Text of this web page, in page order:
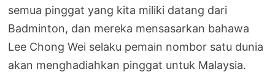
semua pinggat yang kita miliki datang dari
Badminton, dan mereka mensasarkan bahawa
Lee Chong Wei selaku pemain nombor satu dunia
akan menghadiahkan pinggat untuk Malaysia.